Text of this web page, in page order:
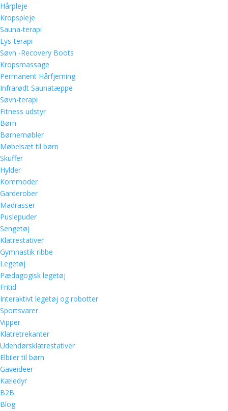
Hårpleje
Kropspleje
Sauna-terapi
Lys-terapi
Søvn -Recovery Boots
Kropsmassage
Permanent Hårfjerning
Infrarødt Saunatæppe
Søvn-terapi
Fitness udstyr
Børn
Børnemøbler
Møbelsæt til børn
Skuffer
Hylder
Kommoder
Garderober
Madrasser
Puslepuder
Sengetøj
Klatrestativer
Gymnastik ribbe
Legetøj
Pædagogisk legetøj
Fritid
Interaktivt legetøj og robotter
Sportsvarer
Vipper
Klatretrekanter
Udendørsklatrestativer
Elbiler til børn
Gaveideer
Kæledyr
B2B
Blog